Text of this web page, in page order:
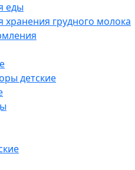
еды
хранения грудного молока
детские